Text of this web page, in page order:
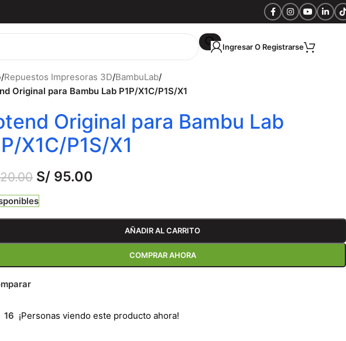
Ingresar O Registrarse
/Repuestos Impresoras 3D/BambuLab/
Original para Bambu Lab P1P/X1C/P1S/X1
Original para Bambu Lab
X1C/P1S/X1
S/ 95.00
AÑADIR AL CARRITO
COMPRAR AHORA
16 ¡Personas viendo este producto ahora!